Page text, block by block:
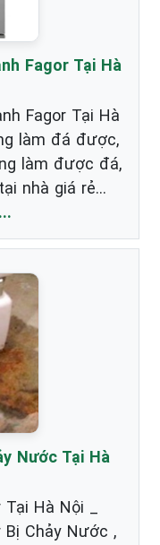
Fagor Tại Hà
Fagor Tại Hà
làm đá được,
làm được đá,
nhà giá rẻ...
Nước Tại Hà
Hà Nội _
Bị Chảy Nước ,